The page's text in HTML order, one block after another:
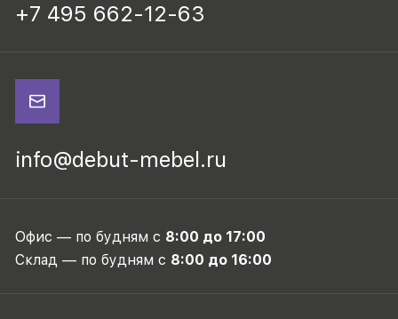
+7 495 662-12-63
info@debut-mebel.ru
Офис — по будням с 8:00 до 17:00
Склад — по будням с 8:00 до 16:00